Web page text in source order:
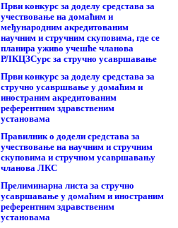
Први конкурс за доделу средстава за
учествовање на домаћим и
међународним акредитованим
научним и стручним скуповима, где се
планира уживо учешће чланова
РЛКЦЗСурс за стручно усавршавање
Први конкурс за доделу средстава за
стручно усавршвање у домаћим и
иностраним акредитованим
референтним здравственим
установама
Правилник о додели средстава за
учествовање на научним и стручним
скуповима и стручном усавршавању
чланова ЛКС
Прелиминарна листа за стручно
усавршавање у домаћим и иностраним
референтним здравственим
установама